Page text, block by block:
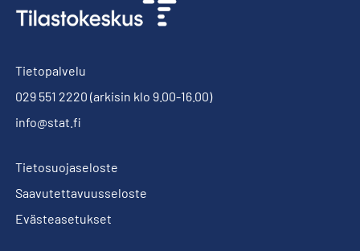
Tietopalvelu
029 551 2220 (arkisin klo 9.00-16.00)
info@stat.fi
Tietosuojaseloste
Saavutettavuusseloste
Evästeasetukset